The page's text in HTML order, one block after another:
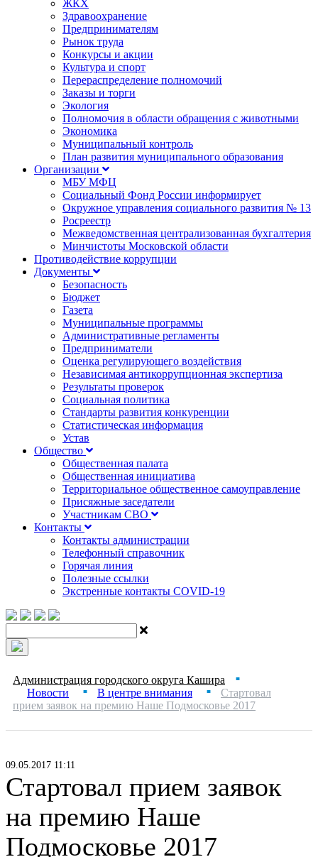
ЖКХ
Здравоохранение
Предпринимателям
Рынок труда
Конкурсы и акции
Культура и спорт
Перераспределение полномочий
Заказы и торги
Экология
Полномочия в области обращения с животными
Экономика
Муниципальный контроль
План развития муниципального образования
Организации
МБУ МФЦ
Социальный Фонд России информирует
Окружное управления социального развития № 13
Росреестр
Межведомственная централизованная бухгалтерия
Минчистоты Московской области
Противодействие коррупции
Документы
Безопасность
Бюджет
Газета
Муниципальные программы
Административные регламенты
Предприниматели
Оценка регулирующего воздействия
Независимая антикоррупционная экспертиза
Результаты проверок
Социальная политика
Стандарты развития конкуренции
Статистическая информация
Устав
Общество
Общественная палата
Общественная инициатива
Территориальное общественное самоуправление
Присяжные заседатели
Участникам СВО
Контакты
Контакты администрации
Телефонный справочник
Горячая линия
Полезные ссылки
Экстренные контакты COVID-19
Администрация городского округа Кашира ■
Новости ■ В центре внимания ■
Стартовал
прием заявок на премию Наше Подмосковье 2017
09.05.2017 11:11
Стартовал прием заявок
на премию Наше
Подмосковье 2017